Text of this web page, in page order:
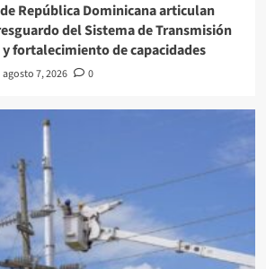
República Dominicana articulan
del Sistema de Transmisión
fortalecimiento de capacidades
agosto 7, 2026 0